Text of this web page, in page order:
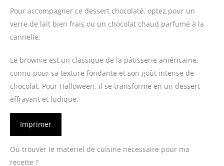
Pour accompagner ce dessert chocolaté, optez pour un
verre de lait bien frais ou un chocolat chaud parfumé à la
cannelle.
Le brownie est un classique de la pâtisserie américaine,
connu pour sa texture fondante et son goût intense de
chocolat. Pour Halloween, il se transforme en un dessert
effrayant et ludique.
Imprimer
Où trouver le matériel de cuisine nécessaire pour ma
recette ?